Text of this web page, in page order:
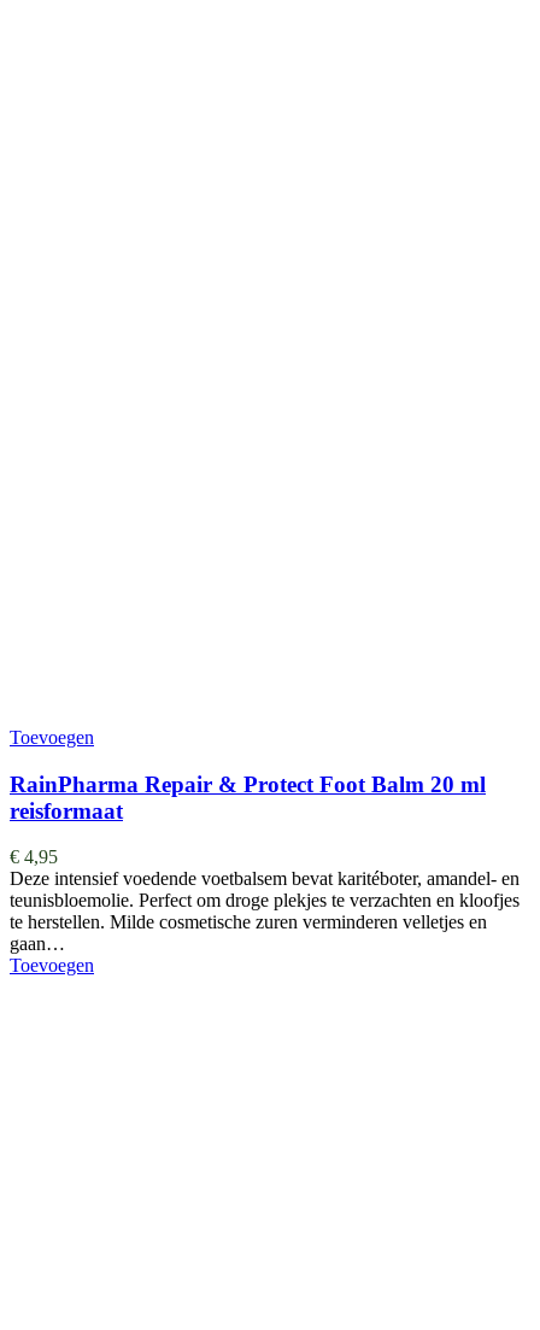
Toevoegen
RainPharma Repair & Protect Foot Balm 20 ml
reisformaat
€ 4,95
Deze intensief voedende voetbalsem bevat karitéboter, amandel- en
teunisbloemolie. Perfect om droge plekjes te verzachten en kloofjes
te herstellen. Milde cosmetische zuren verminderen velletjes en
gaan…
Toevoegen